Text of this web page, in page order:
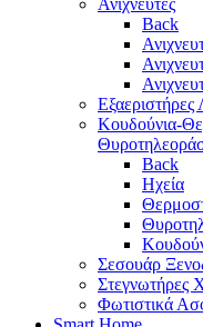
Back
Εξαεριστήρες
Κουδούνια-
Back
Ηχεία
Σεσουάρ
Στεγνωτήρες
Φωτιστικά